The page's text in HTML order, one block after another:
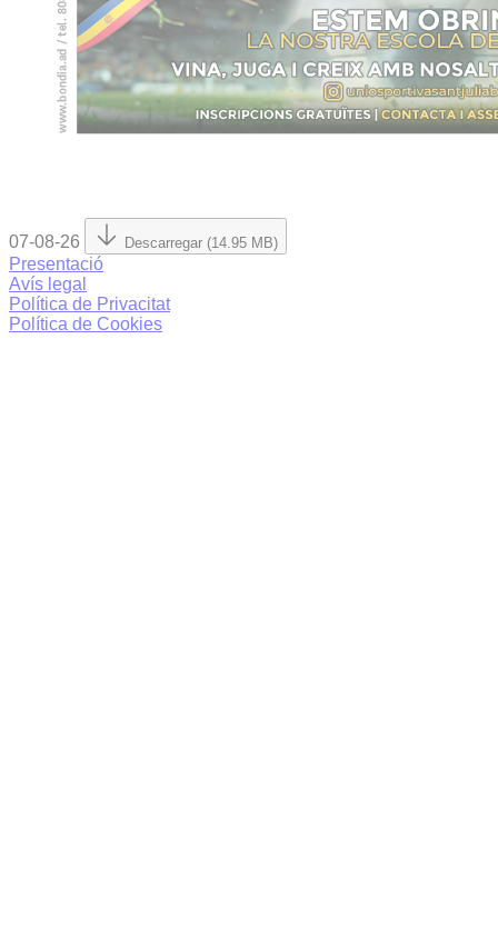
07-08-26 Descarregar (14.95 MB)
Presentació
Avís legal
Política de Privacitat
Política de Cookies